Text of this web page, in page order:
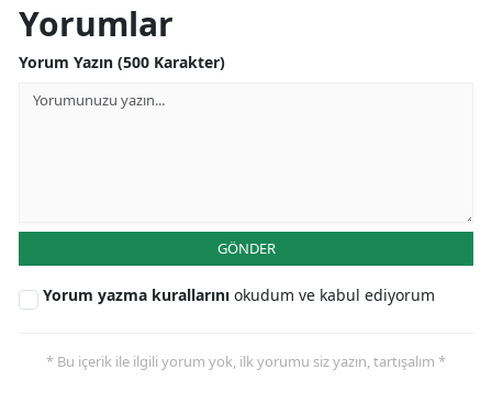
Yorumlar
Yorum Yazın (500 Karakter)
GÖNDER
Yorum yazma kurallarını okudum ve kabul ediyorum
* Bu içerik ile ilgili yorum yok, ilk yorumu siz yazın, tartışalım *